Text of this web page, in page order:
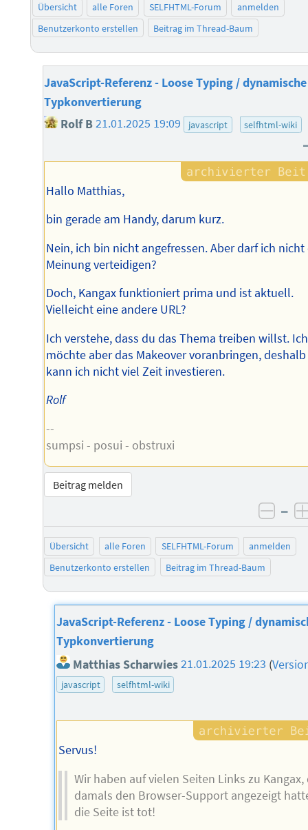
Übersicht alle Foren SELFHTML-Forum
anmelden
Benutzerkonto erstellen
Beitrag im Thread-Baum
JavaScript-Referenz - Loose Typing / dynamische
Typkonvertierung
Rolf B21.01.2025 19:09 javascript selfhtml-wiki
Hallo Matthias,
bin gerade am Handy, darum kurz.
Nein, ich bin nicht angefressen. Aber darf ich nicht
Meinung verteidigen?
Doch, Kangax funktioniert prima und ist aktuell.
Vielleicht eine andere URL?
Ich verstehe, dass du das Thema treiben willst. Ich
möchte aber das Makeover voranbringen, deshalb
kann ich nicht viel Zeit investieren.
Rolf
--
sumpsi - posui - obstruxi
Beitrag melden
–
Übersicht alle Foren SELFHTML-Forum
anmelden
Benutzerkonto erstellen
Beitrag im Thread-Baum
JavaScript-Referenz - Loose Typing /
Typkonvertierung
Matthias Scharwies21.01.2025 19:23 (
javascript selfhtml-wiki
Servus!
Wir haben auf vielen Seiten Links zu Kangax,
damals den Browser-Support angezeigt
die Seite ist tot!